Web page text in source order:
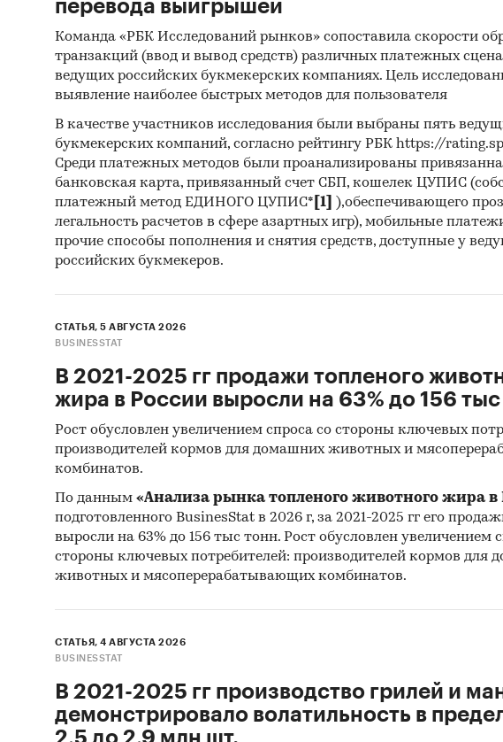
перевода выигрышей
Команда «РБК Исследований рынков» сопоставила скорости
транзакций (ввод и вывод средств) различных платежных
ведущих российских букмекерских компаниях. Цель
выявление наиболее быстрых методов для пользователя
В качестве участников исследования были выбраны пять
букмекерских компаний, согласно рейтингу РБК https://
Среди платежных методов были проанализированы
банковская карта, привязанный счет СБП, кошелек ЦУПИС
платежный метод ЕДИНОГО ЦУПИС* [1]
),обеспечивающего
легальность расчетов в сфере азартных игр), мобильные
прочие способы пополнения и снятия средств, доступные у
российских букмекеров.
СТАТЬЯ, 5 АВГУСТА 2026
BUSINESSTAT
В 2021-2025 гг продажи топленого
жира в России выросли на 63% до 156
Рост обусловлен увеличением спроса со стороны ключевых
производителей кормов для домашних животных и
комбинатов.
По данным «Анализа рынка топленого животного жира в
подготовленного BusinesStat в 2026 г, за 2021-2025 гг его
выросли на 63% до 156 тыс тонн. Рост обусловлен увеличением
стороны ключевых потребителей: производителей кормов для
животных и мясоперерабатывающих комбинатов.
СТАТЬЯ, 4 АВГУСТА 2026
BUSINESSTAT
В 2021-2025 гг производство грилей и
демонстрировало волатильность в